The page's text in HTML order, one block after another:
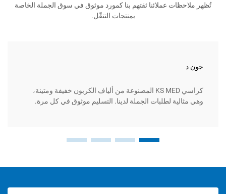
عملائنا ثقتهم بنا كمورد موثوق في سوق الجملة الخاصة
كراسي KS MED المصنوعة من ألياف الكربون خفيفة ومتينة،
لطلبات الجملة لدينا. التسليم موثوق في كل مرة.